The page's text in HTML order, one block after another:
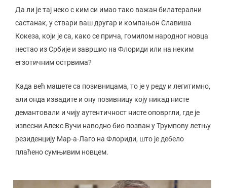
Да ли је тај неко с ким си имао тако важан билатерални
састанак, у ствари ваш другар и компањон Славиша
Кокеза, који је са, како се прича, гомилом народног новца
нестао из Србије и завршио на Флориди или на неким
егзотичним острвима?
Када већ машете са позивницама, то је у реду и легитимно,
али онда извадите и ону позивницу коју никад нисте
демантовали и чију аутентичност нисте оповргли, где је
извесни Алекс Вучи наводно био позван у Трумпову летњу
резиденцију Мар-а-Лаго на Флориди, што је дебело
плаћено сумњивим новцем.